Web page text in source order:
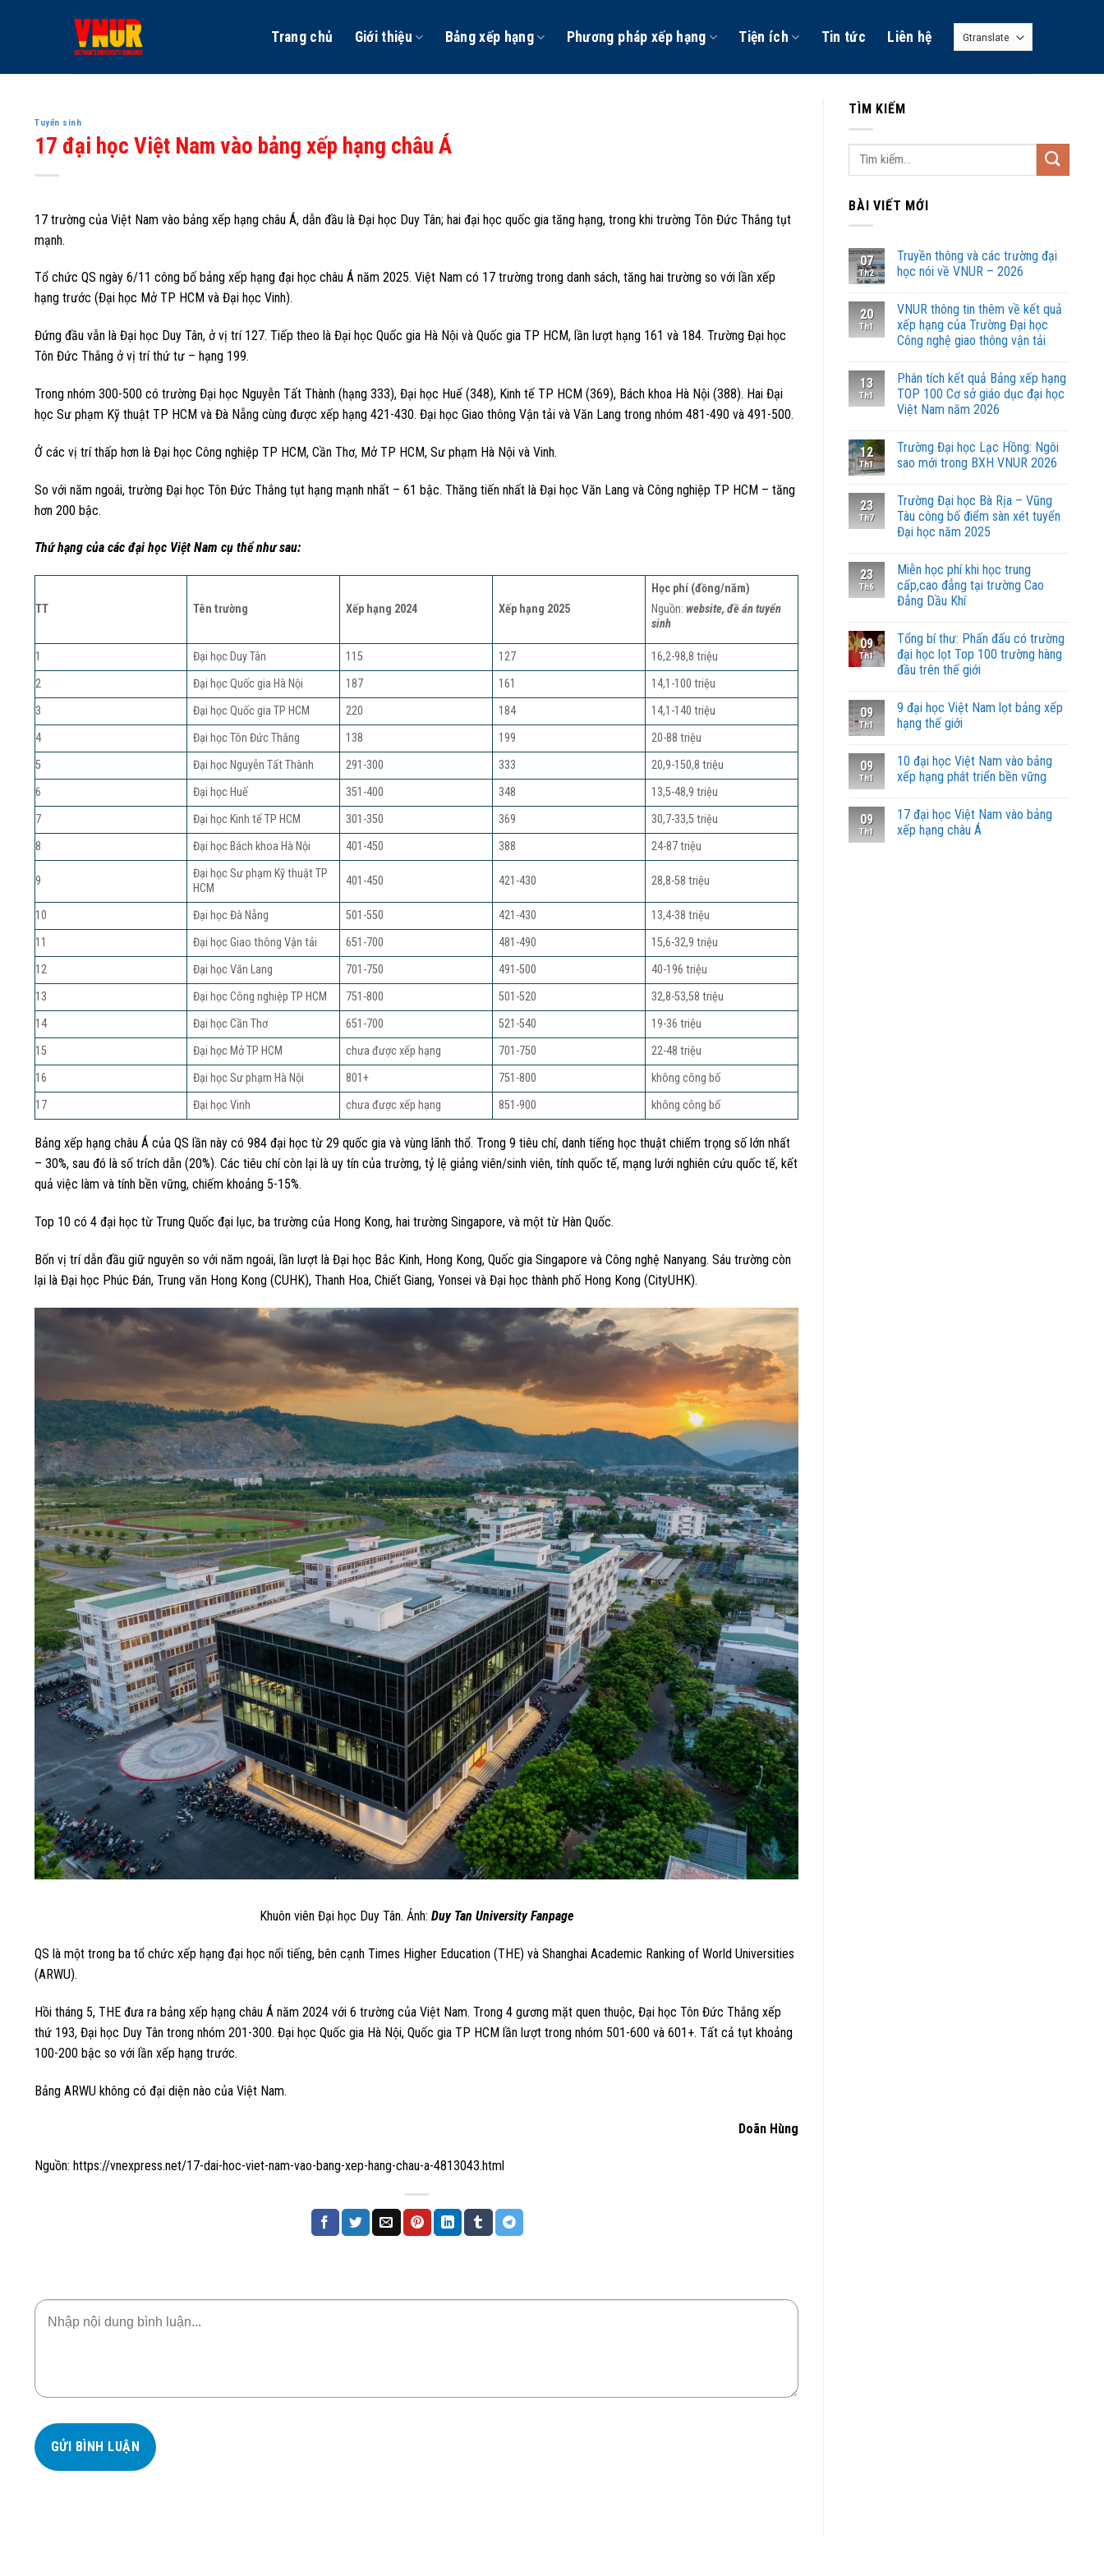
Trang chủ Giới thiệu Bảng xếp hạng Phương pháp xếp hạng Tiện ích Tin tức Liên hệ
Tuyển sinh
17 đại học Việt Nam vào bảng xếp hạng châu Á
17 trường của Việt Nam vào bảng xếp hạng châu Á, dẫn đầu là Đại học Duy Tân; hai đại học quốc gia tăng hạng, trong khi trường Tôn Đức Thắng tụt
mạnh.
Tổ chức QS ngày 6/11 công bố bảng xếp hạng đại học châu Á năm 2025. Việt Nam có 17 trường trong danh sách, tăng hai trường so với lần xếp
hạng trước (Đại học Mở TP HCM và Đại học Vinh).
Đứng đầu vẫn là Đại học Duy Tân, ở vị trí 127. Tiếp theo là Đại học Quốc gia Hà Nội và Quốc gia TP HCM, lần lượt hạng 161 và 184. Trường Đại học
Tôn Đức Thắng ở vị trí thứ tư – hạng 199.
Trong nhóm 300-500 có trường Đại học Nguyễn Tất Thành (hạng 333), Đại học Huế (348), Kinh tế TP HCM (369), Bách khoa Hà Nội (388). Hai Đại
học Sư phạm Kỹ thuật TP HCM và Đà Nẵng cùng được xếp hạng 421-430. Đại học Giao thông Vận tải và Văn Lang trong nhóm 481-490 và 491-500.
Ở các vị trí thấp hơn là Đại học Công nghiệp TP HCM, Cần Thơ, Mở TP HCM, Sư phạm Hà Nội và Vinh.
So với năm ngoái, trường Đại học Tôn Đức Thắng tụt hạng mạnh nhất – 61 bậc. Thăng tiến nhất là Đại học Văn Lang và Công nghiệp TP HCM – tăng
hơn 200 bậc.
Thứ hạng của các đại học Việt Nam cụ thể như sau:
TT Tên trường Xếp hạng 2024 Xếp hạng 2025
Học phí (đồng/năm)
Nguồn: website, đề án tuyển
sinh
1 Đại học Duy Tân 115 127
16,2-98,8 triệu
2
Đại học Quốc gia Hà Nội 187 161
14,1-100 triệu
3
Đại học Quốc gia TP HCM 220 184
14,1-140 triệu
4
Đại học Tôn Đức Thắng 138 199
20-88 triệu
5
Đại học Nguyễn Tất Thành 291-300 333
20,9-150,8 triệu
6
Đại học Huế 351-400 348
13,5-48,9 triệu
7
Đại học Kinh tế TP HCM 301-350 369
30,7-33,5 triệu
8
Đại học Bách khoa Hà Nội 401-450 388 24-87 triệu
9
Đại học Sư phạm Kỹ thuật TP
HCM
401-450 421-430 28,8-58 triệu
10 Đại học Đà Nẵng 501-550 421-430
13,4-38 triệu
11
Đại học Giao thông Vận tải 651-700 481-490
15,6-32,9 triệu
12
Đại học Văn Lang 701-750 491-500
40-196 triệu
13
Đại học Công nghiệp TP HCM 751-800 501-520
32,8-53,58 triệu
14
Đại học Cần Thơ 651-700 521-540
19-36 triệu
15
Đại học Mở TP HCM chưa được xếp hạng 701-750
22-48 triệu
16
Đại học Sư phạm Hà Nội 801+ 751-800
không công bố
17
Đại học Vinh chưa được xếp hạng 851-900 không công bố
Bảng xếp hạng châu Á của QS lần này có 984 đại học từ 29 quốc gia và vùng lãnh thổ. Trong 9 tiêu chí, danh tiếng học thuật chiếm trọng số lớn nhất
– 30%, sau đó là số trích dẫn (20%). Các tiêu chí còn lại là uy tín của trường, tỷ lệ giảng viên/sinh viên, tính quốc tế, mạng lưới nghiên cứu quốc tế, kết
quả việc làm và tính bền vững, chiếm khoảng 5-15%.
Top 10 có 4 đại học từ Trung Quốc đại lục, ba trường của Hong Kong, hai trường Singapore, và một từ Hàn Quốc.
Bốn vị trí dẫn đầu giữ nguyên so với năm ngoái, lần lượt là Đại học Bắc Kinh, Hong Kong, Quốc gia Singapore và Công nghệ Nanyang. Sáu trường còn
lại là Đại học Phúc Đán, Trung văn Hong Kong (CUHK), Thanh Hoa, Chiết Giang, Yonsei và Đại học thành phố Hong Kong (CityUHK).
Khuôn viên Đại học Duy Tân. Ảnh: Duy Tan University Fanpage
QS là một trong ba tổ chức xếp hạng đại học nổi tiếng, bên cạnh Times Higher Education (THE) và Shanghai Academic Ranking of World Universities
(ARWU).
Hồi tháng 5, THE đưa ra bảng xếp hạng châu Á năm 2024 với 6 trường của Việt Nam. Trong 4 gương mặt quen thuộc, Đại học Tôn Đức Thắng xếp
thứ 193, Đại học Duy Tân trong nhóm 201-300. Đại học Quốc gia Hà Nội, Quốc gia TP HCM lần lượt trong nhóm 501-600 và 601+. Tất cả tụt khoảng
100-200 bậc so với lần xếp hạng trước.
Bảng ARWU không có đại diện nào của Việt Nam.
Doãn Hùng
Nguồn: https://vnexpress.net/17-dai-hoc-viet-nam-vao-bang-xep-hang-chau-a-4813043.html
TÌM KIẾM
BÀI VIẾT MỚI
07
Th2
Truyền thông và các trường đại
học nói về VNUR – 2026
20
Th1
VNUR thông tin thêm về kết quả
xếp hạng của Trường Đại học
Công nghệ giao thông vận tải
13
Th1
Phân tích kết quả Bảng xếp hạng
TOP 100 Cơ sở giáo dục đại học
Việt Nam năm 2026
12
Th1
Trường Đại học Lạc Hồng: Ngôi
sao mới trong BXH VNUR 2026
23
Th7
Trường Đại học Bà Rịa – Vũng
Tàu công bố điểm sàn xét tuyển
Đại học năm 2025
23
Th6
Miễn học phí khi học trung
cấp,cao đẳng tại trường Cao
Đẳng Dầu Khí
09
Th1
Tổng bí thư: Phấn đấu có trường
đại học lọt Top 100 trường hàng
đầu trên thế giới
09
Th1
9 đại học Việt Nam lọt bảng xếp
hạng thế giới
09
Th1
10 đại học Việt Nam vào bảng
xếp hạng phát triển bền vững
09
Th1
17 đại học Việt Nam vào bảng
xếp hạng châu Á